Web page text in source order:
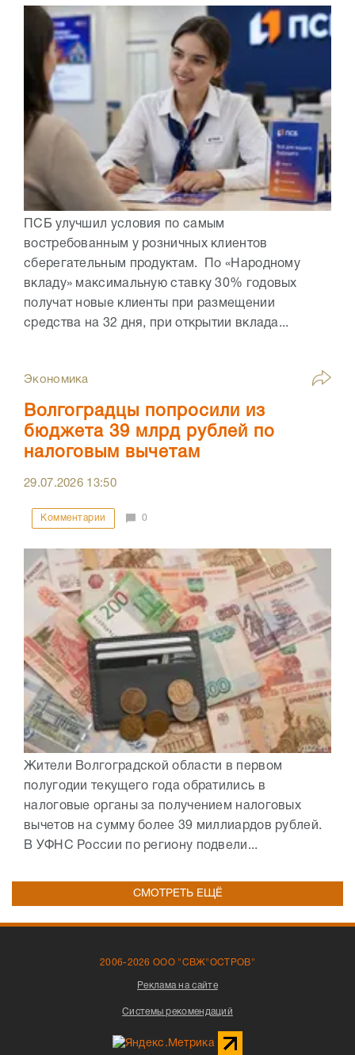
ПСБ улучшил условия по самым
востребованным у розничных клиентов
сберегательным продуктам. По «Народному
вкладу» максимальную ставку 30% годовых
получат новые клиенты при размещении
средства на 32 дня, при открытии вклада...
Экономика
Волгоградцы попросили из
бюджета 39 млрд рублей по
налоговым вычетам
29.07.2026 13:50
Комментарии 0
Жители Волгоградской области в первом
полугодии текущего года обратились в
налоговые органы за получением налоговых
вычетов на сумму более 39 миллиардов рублей.
В УФНС России по региону подвели...
СМОТРЕТЬ ЕЩЁ
2006-2026 ООО "СВЖ"ОСТРОВ"
Реклама на сайте
Системы рекомендаций